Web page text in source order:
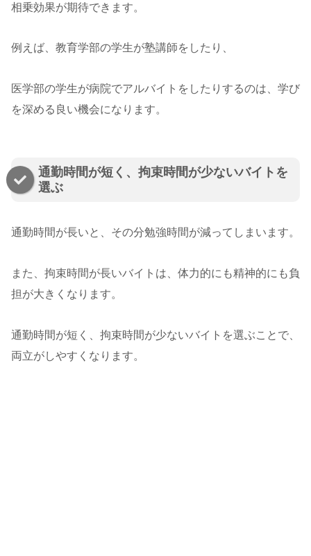
相乗効果が期待できます。
例えば、教育学部の学生が塾講師をしたり、
医学部の学生が病院でアルバイトをしたりするのは、学び
を深める良い機会になります。
通勤時間が短く、拘束時間が少ないバイトを
選ぶ
通勤時間が長いと、その分勉強時間が減ってしまいます。
また、拘束時間が長いバイトは、体力的にも精神的にも負
担が大きくなります。
通勤時間が短く、拘束時間が少ないバイトを選ぶことで、
両立がしやすくなります。